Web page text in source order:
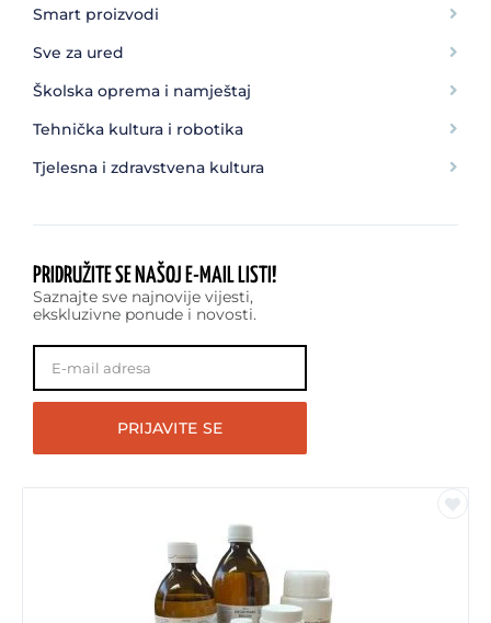
Smart proizvodi
Sve za ured
Školska oprema i namještaj
Tehnička kultura i robotika
Tjelesna i zdravstvena kultura
PRIDRUŽITE SE NAŠOJ E-MAIL LISTI!
Saznajte sve najnovije vijesti,
ekskluzivne ponude i novosti.
PRIJAVITE SE